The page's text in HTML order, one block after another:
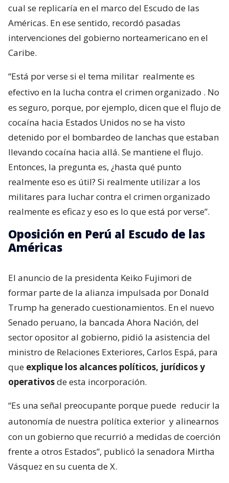
cual se replicaría en el marco del Escudo de las
Américas. En ese sentido, recordó pasadas
intervenciones del gobierno norteamericano en el
Caribe.
“Está por verse si el tema militar realmente es
efectivo en la lucha contra el crimen organizado . No
es seguro, porque, por ejemplo, dicen que el flujo de
cocaína hacia Estados Unidos no se ha visto
detenido por el bombardeo de lanchas que estaban
llevando cocaína hacia allá. Se mantiene el flujo.
Entonces, la pregunta es, ¿hasta qué punto
realmente eso es útil? Si realmente utilizar a los
militares para luchar contra el crimen organizado
realmente es eficaz y eso es lo que está por verse”.
Oposición en Perú al Escudo de las
Américas
El anuncio de la presidenta Keiko Fujimori de
formar parte de la alianza impulsada por Donald
Trump ha generado cuestionamientos. En el nuevo
Senado peruano, la bancada Ahora Nación, del
sector opositor al gobierno, pidió la asistencia del
ministro de Relaciones Exteriores, Carlos Espá, para
que explique los alcances políticos, jurídicos y
operativosde esta incorporación.
“Es una señal preocupante porque puede reducir la
autonomía de nuestra política exterior y alinearnos
con un gobierno que recurrió a medidas de coerción
frente a otros Estados”, publicó la senadora Mirtha
Vásquez en su cuenta de X.